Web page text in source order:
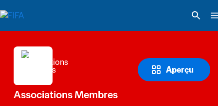
Aperçu
Associations Membres